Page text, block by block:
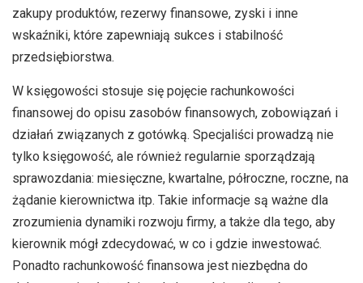
zakupy produktów, rezerwy finansowe, zyski i inne
wskaźniki, które zapewniają sukces i stabilność
przedsiębiorstwa.
W księgowości stosuje się pojęcie rachunkowości
finansowej do opisu zasobów finansowych, zobowiązań i
działań związanych z gotówką. Specjaliści prowadzą nie
tylko księgowość, ale również regularnie sporządzają
sprawozdania: miesięczne, kwartalne, półroczne, roczne, na
żądanie kierownictwa itp. Takie informacje są ważne dla
zrozumienia dynamiki rozwoju firmy, a także dla tego, aby
kierownik mógł zdecydować, w co i gdzie inwestować.
Ponadto rachunkowość finansowa jest niezbędna do